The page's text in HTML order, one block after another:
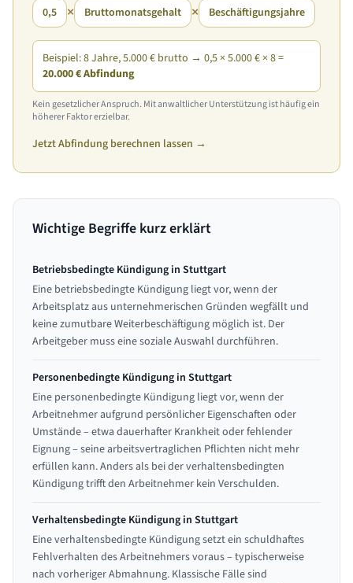
0,5 × Bruttomonatsgehalt × Beschäftigungsjahre
Beispiel: 8 Jahre, 5.000 € brutto → 0,5 × 5.000 € × 8 =
20.000 € Abfindung
Kein gesetzlicher Anspruch. Mit anwaltlicher Unterstützung ist häufig ein
höherer Faktor erzielbar.
Jetzt Abfindung berechnen lassen →
Wichtige Begriffe kurz erklärt
Betriebsbedingte Kündigung in Stuttgart
Eine betriebsbedingte Kündigung liegt vor, wenn der
Arbeitsplatz aus unternehmerischen Gründen wegfällt und
keine zumutbare Weiterbeschäftigung möglich ist. Der
Arbeitgeber muss eine soziale Auswahl durchführen.
Personenbedingte Kündigung in Stuttgart
Eine personenbedingte Kündigung liegt vor, wenn der
Arbeitnehmer aufgrund persönlicher Eigenschaften oder
Umstände – etwa dauerhafter Krankheit oder fehlender
Eignung – seine arbeitsvertraglichen Pflichten nicht mehr
erfüllen kann. Anders als bei der verhaltensbedingten
Kündigung trifft den Arbeitnehmer kein Verschulden.
Verhaltensbedingte Kündigung in Stuttgart
Eine verhaltensbedingte Kündigung setzt ein schuldhaftes
Fehlverhalten des Arbeitnehmers voraus – typischerweise
nach vorheriger Abmahnung. Klassische Fälle sind